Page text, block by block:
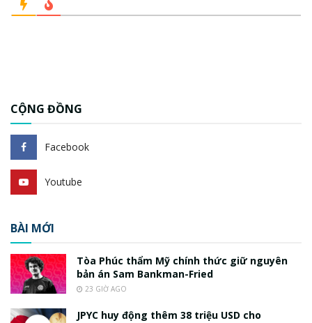
CỘNG ĐỒNG
Facebook
Youtube
BÀI MỚI
Tòa Phúc thẩm Mỹ chính thức giữ nguyên
bản án Sam Bankman-Fried
23 GIỜ AGO
JPYC huy động thêm 38 triệu USD cho